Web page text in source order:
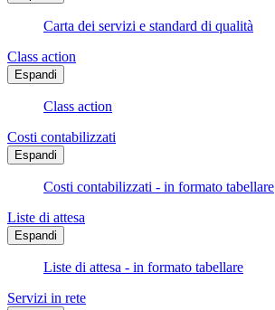
Carta dei servizi e standard di qualità
Class action
Espandi
Class action
Costi contabilizzati
Espandi
Costi contabilizzati - in formato tabellare
Liste di attesa
Espandi
Liste di attesa - in formato tabellare
Servizi in rete